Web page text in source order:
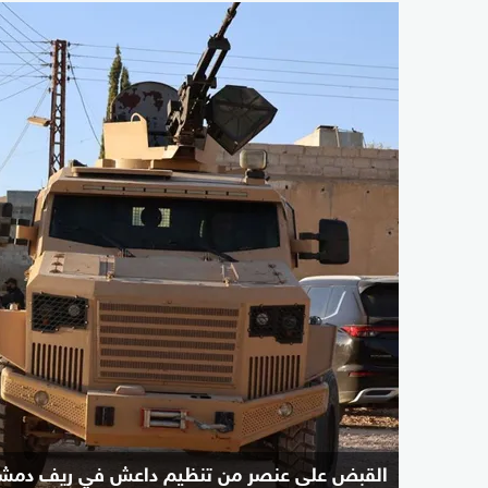
القبض على عنصر من تنظيم داعش في ريف